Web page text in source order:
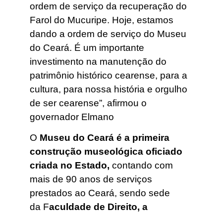
ordem de serviço da recuperação do
Farol do Mucuripe. Hoje, estamos
dando a ordem de serviço do Museu
do Ceará. É um importante
investimento na manutenção do
patrimônio histórico cearense, para a
cultura, para nossa história e orgulho
de ser cearense”, afirmou o
governador Elmano
O Museu do Ceará é a primeira
construção museológica oficiado
criada no Estado, contando com
mais de 90 anos de serviços
prestados ao Ceará, sendo sede
da Faculdade de Direito, a